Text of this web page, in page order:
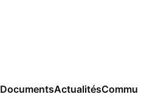
DocumentsActualités